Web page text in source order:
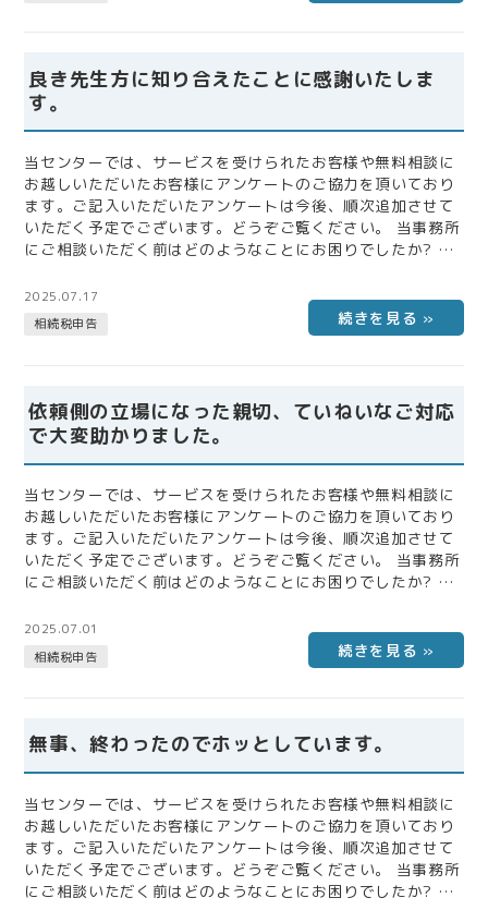
良き先生方に知り合えたことに感謝いたしま
す。
当センターでは、サービスを受けられたお客様や無料相談に
お越しいただいたお客様にアンケートのご協力を頂いており
ます。ご記入いただいたアンケートは今後、順次追加させて
いただく予定でございます。どうぞご覧ください。 当事務所
にご相談いただく前はどのようなことにお困りでしたか? ま
かせください。 小規模宅地等の特例の算出が難しく、プロに
お任せするべきと思いました。 当事務所にご相談いただくこ
とで不安は解消されましたか? 当事務所にご依頼いただいて
2025.07.17
相続税申告
依頼側の立場になった親切、ていねいなご対応
で大変助かりました。
当センターでは、サービスを受けられたお客様や無料相談に
お越しいただいたお客様にアンケートのご協力を頂いており
ます。ご記入いただいたアンケートは今後、順次追加させて
いただく予定でございます。どうぞご覧ください。 当事務所
にご相談いただく前はどのようなことにお困りでしたか? ま
かせください。 銀行紹介の相続手続きパックを進めていた
が、2月下旬に開始しても、4月になっても納税日程の目途が
立たず焦っていた。 当事務所にご相談いただくことで不安は
2025.07.01
相続税申告
無事、終わったのでホッとしています。
当センターでは、サービスを受けられたお客様や無料相談に
お越しいただいたお客様にアンケートのご協力を頂いており
ます。ご記入いただいたアンケートは今後、順次追加させて
いただく予定でございます。どうぞご覧ください。 当事務所
にご相談いただく前はどのようなことにお困りでしたか? ま